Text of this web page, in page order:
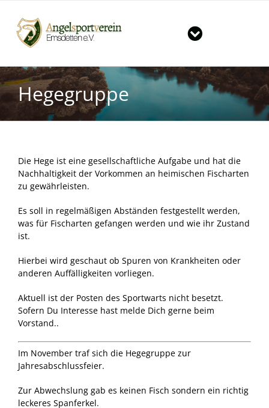
Inhalt
springen
Toggle
Navigation
Start
Große Angelshow in Emsdetten
Der Verein
Tageskarten für unsere Vereinsgewässer
Große Fänge
Vorbereitungskurs auf die Fischereiprüfung
Geschichte ASV Emsdetten e. V.
Besatzgemeinschaft Ems
Gruppen im ASV
Jugendgruppe
Hegegruppe
Makrelenfahrt
Downloads
Kontakt
Hegegruppe
Die Hege ist eine gesellschaftliche Aufgabe und hat die
Nachhaltigkeit der Vorkommen an heimischen Fischarten
zu gewährleisten.
Es soll in regelmäßigen Abständen festgestellt werden,
was für Fischarten gefangen werden und wie ihr Zustand
ist.
Hierbei wird geschaut ob Spuren von Krankheiten oder
anderen Auffälligkeiten vorliegen.
Aktuell ist der Posten des Sportwarts nicht besetzt.
Sofern Du Interesse hast melde Dich gerne beim
Vorstand..
Im November traf sich die Hegegruppe zur
Jahresabschlussfeier.
Zur Abwechslung gab es keinen Fisch sondern ein richtig
leckeres Spanferkel.